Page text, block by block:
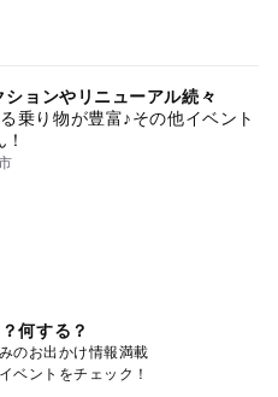
ョンやリニューアル続々
乗り物が豊富♪その他イベント
何する？
のお出かけ情報満載
ベントをチェック！